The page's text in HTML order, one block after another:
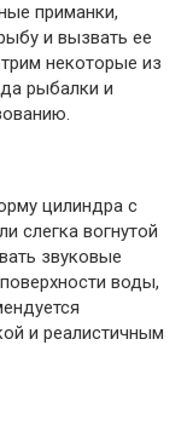
приманки,
и вызвать ее
некоторые из
рыбалки и
цилиндра с
слегка вогнутой
звуковые
воды,
и реалистичным